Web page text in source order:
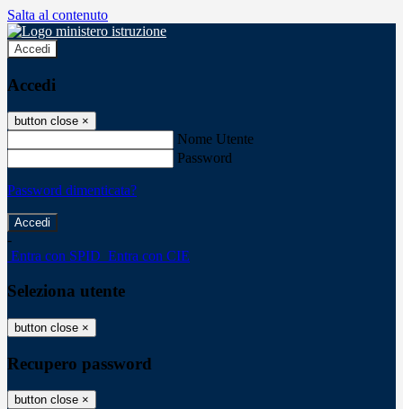
Salta al contenuto
Accedi
Accedi
button close ×
Nome Utente
Password
Password dimenticata?
-
Entra con SPID Entra con CIE
Seleziona utente
button close ×
Recupero password
button close ×